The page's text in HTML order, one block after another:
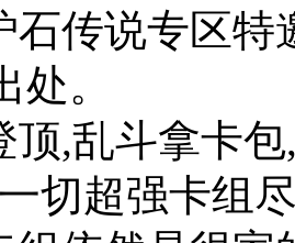
石传说专区特
。
顶,乱斗拿卡
切超强卡组